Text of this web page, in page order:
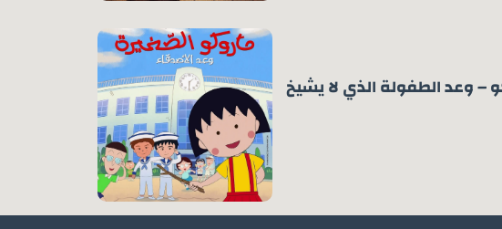
– وعد الطفولة الذي لا يشيخ